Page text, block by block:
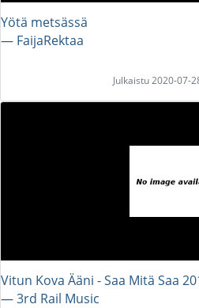
Yötä metsässä
― FaijaRektaa
Julkaistu 2020-07-
Vitun Kova Ääni - Saa Mitä Saa
― 3rd Rail Music